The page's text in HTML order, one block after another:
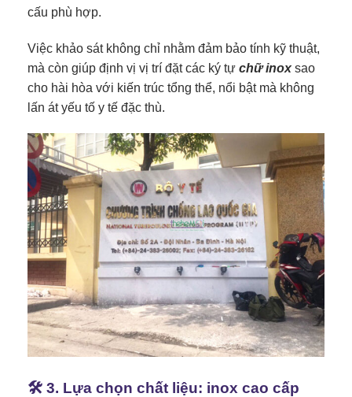
cấu phù hợp.
Việc khảo sát không chỉ nhằm đảm bảo tính kỹ thuật,
mà còn giúp định vị vị trí đặt các ký tự chữ inox sao
cho hài hòa với kiến trúc tổng thể, nổi bật mà không
lấn át yếu tố y tế đặc thù.
🛠️ 3. Lựa chọn chất liệu: inox cao cấp